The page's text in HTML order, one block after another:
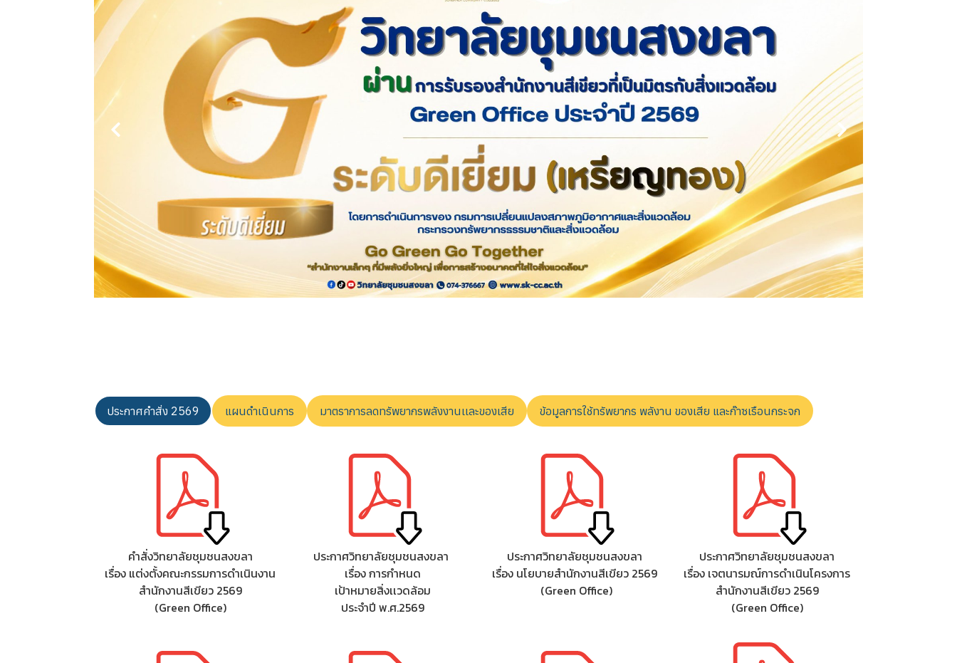
ประกาศคำสั่ง 2569 แผนดำเนินการ มาตราการลดทรัพยากรพลังงานเเละของเสีย ข้อมูลการใช้ทรัพยากร พลังาน ของเสีย และก๊าซเรือนกระจก
คำสั่งวิทยาลัยชุมชนสงขลา
เรื่อง แต่งตั้งคณะกรรมการดำเนินงาน
สำนักงานสีเขียว 2569
(Green Office)
ประกาศวิทยาลัยชุมชนสงขลา
เรื่อง การกำหนด
เป้าหมายสิ่งเเวดล้อม
ประจำปี พ.ศ.2569
ประกาศวิทยาลัยชุมชนสงขลา
เรื่อง นโยบายสํานักงานสีเขียว 2569
(Green Office)
ประกาศวิทยาลัยชุมชนสงขลา
เรื่อง เจตนารมณ์การดำเนินโครงการ
สำนักงานสีเขียว 2569
(Green Office)